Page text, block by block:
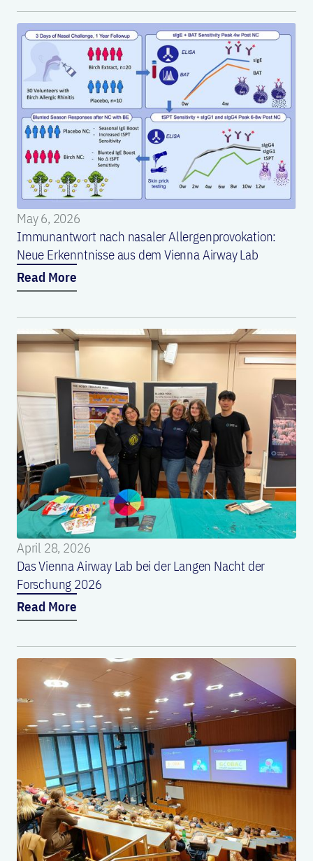
May 6, 2026
Immunantwort nach nasaler Allergenprovokation:
Neue Erkenntnisse aus dem Vienna Airway Lab
Read More
April 28, 2026
Das Vienna Airway Lab bei der Langen Nacht der
Forschung 2026
Read More